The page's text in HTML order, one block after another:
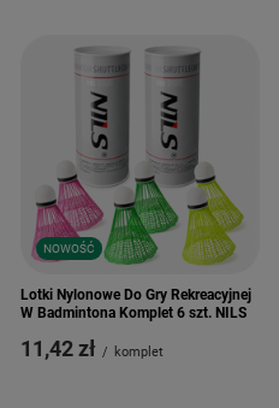
NOWOŚĆ
Lotki Nylonowe Do Gry Rekreacyjnej
W Badmintona Komplet 6 szt. NILS
11,42 zł / komplet